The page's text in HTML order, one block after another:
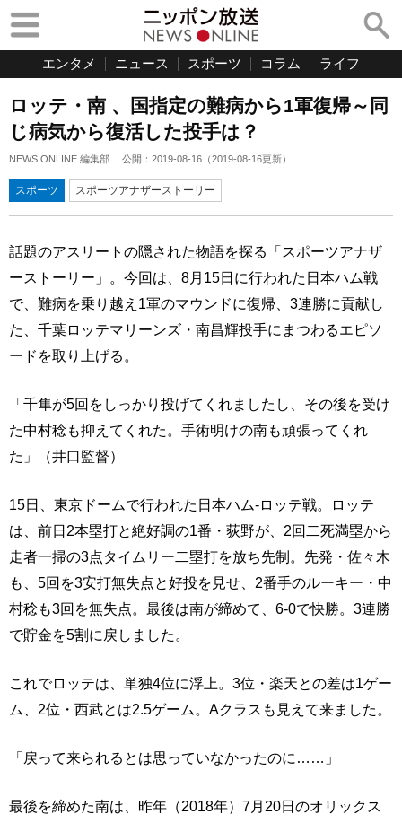
エンタメ ニュース スポーツ コラム ライフ
ロッテ・南 、国指定の難病から1軍復帰～同
じ病気から復活した投手は？
NEWS ONLINE 編集部 公開： 2019-08-16 （2019-08-16更新）
スポーツ スポーツアナザーストーリー
話題のアスリートの隠された物語を探る「スポーツアナザ
ーストーリー」。今回は、8月15日に行われた日本ハム戦
で、難病を乗り越え1軍のマウンドに復帰、3連勝に貢献し
た、千葉ロッテマリーンズ・南昌輝投手にまつわるエピソ
ードを取り上げる。
「千隼が5回をしっかり投げてくれましたし、その後を受け
た中村稔も抑えてくれた。手術明けの南も頑張ってくれ
た」（井口監督）
15日、東京ドームで行われた日本ハム-ロッテ戦。ロッテ
は、前日2本塁打と絶好調の1番・荻野が、2回二死満塁から
走者一掃の3点タイムリー二塁打を放ち先制。先発・佐々木
も、5回を3安打無失点と好投を見せ、2番手のルーキー・中
村稔も3回を無失点。最後は南が締めて、6-0で快勝。3連勝
で貯金を5割に戻しました。
これでロッテは、単独4位に浮上。3位・楽天との差は1ゲー
ム、2位・西武とは2.5ゲーム。Aクラスも見えて来ました。
「戻って来られるとは思っていなかったのに……」
最後を締めた南は、昨年（2018年）7月20日のオリックス